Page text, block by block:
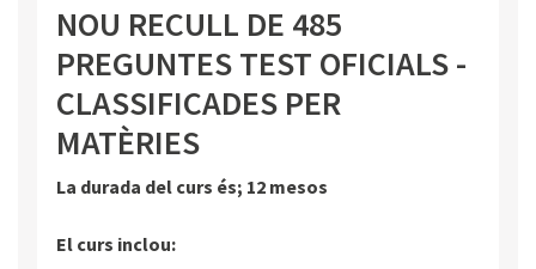
NOU RECULL DE 485
PREGUNTES TEST OFICIALS -
CLASSIFICADES PER
MATÈRIES
La durada del curs és; 12 mesos
El curs inclou: